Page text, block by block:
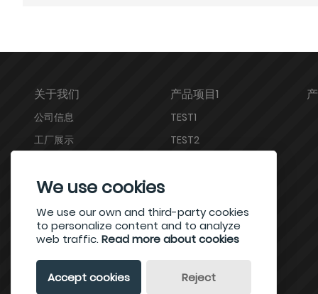
关于我们
公司信息
工厂展示
产品项目1
TEST1
TEST2
We use cookies
We use our own and third-party cookies
to personalize content and to analyze
web traffic. Read more about cookies
Accept cookies Reject